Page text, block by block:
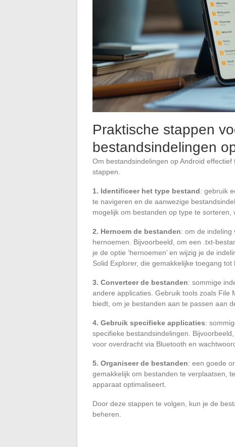
Praktische stappen
bestandsindelingen
Om bestandsindelingen op Android
stappen.
1. Identificeer het type bestand: gebruik
te navigeren en de aanwezige
mogelijk om bestanden op type te sorteren,
2. Hernoem de bestanden: om de indeling
hernoemen. Bijvoorbeeld, om een .txt-
je de optie ‘hernoemen’ en wijzig je de
Solid Explorer, die gemakkelijke toegang tot
3. Converteer de bestanden: sommige
andere applicaties. Gebruik tools zoals File
biedt, om je bestanden aan te passen aan
4. Gebruik specifieke applicaties:
specifieke bestandsindelingen.
voor overdracht via Bluetooth en
5. Organiseer de bestanden: een goede
gemakkelijk om bestanden te verplaatsen,
apparaat optimaliseert.
Door deze stappen te volgen, kun je de
beheren.